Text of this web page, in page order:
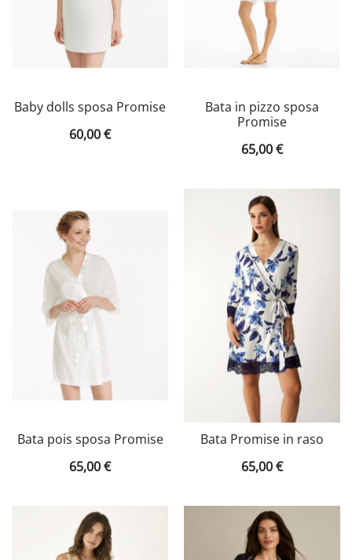
Baby dolls sposa Promise
60,00€
Bata in pizzo sposa
Promise
65,00€
Bata pois sposa Promise
65,00€
Bata Promise in raso
65,00€